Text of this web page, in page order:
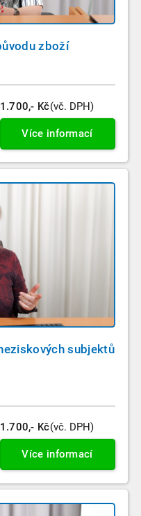
zboží
1.700,- Kč(vč. DPH)
Více informací
subjektů
1.700,- Kč(vč. DPH)
Více informací